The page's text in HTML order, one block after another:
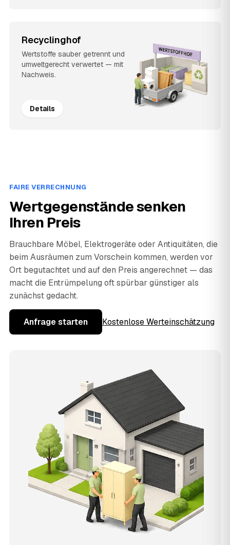
Recyclinghof
Wertstoffe sauber getrennt und
umweltgerecht verwertet — mit
Nachweis.
Details
FAIRE VERRECHNUNG
Wertgegenstände senken
Ihren Preis
Brauchbare Möbel, Elektrogeräte oder Antiquitäten, die
beim Ausräumen zum Vorschein kommen, werden vor
Ort begutachtet und auf den Preis angerechnet — das
macht die Entrümpelung oft spürbar günstiger als
zunächst gedacht.
Anfrage starten Kostenlose Werteinschätzung